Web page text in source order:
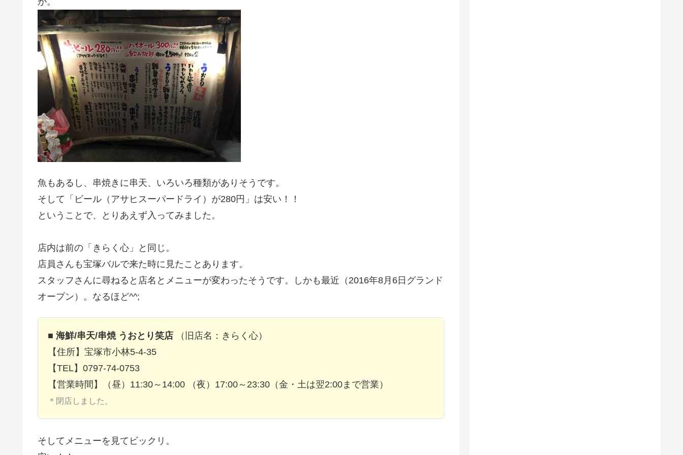
魚もあるし、串焼きに串天、いろいろ種類がありそうです。
そして「ビール（アサヒスーパードライ）が280円」は安い！！
ということで、とりあえず入ってみました。
店内は前の「きらく心」と同じ。
店員さんも宝塚バルで来た時に見たことあります。
スタッフさんに尋ねると店名とメニューが変わったそうです。しかも最近（2016年8月6日グランド
オープン）。なるほど^^;
■ 海鮮/串天/串焼 うおとり笑店 （旧店名：きらく心）
【住所】宝塚市小林5-4-35
【TEL】0797-74-0753
【営業時間】（昼）11:30～14:00 （夜）17:00～23:30（金・土は翌2:00まで営業）
＊閉店しました。
そしてメニューを見てビックリ。